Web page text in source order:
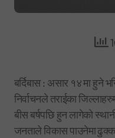
बर्दिबास : असार १४ मा हुने
निर्वाचनले तराईका
बीस बर्षपछि हुन लागेको
जनताले विकास पाउनेमा